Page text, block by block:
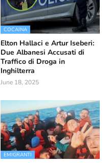
COCAINA
Elton Hallaci e Artur Iseberi:
Due Albanesi Accusati di
Traffico di Droga in
Inghilterra
June 18, 2025
EMIGRANTI